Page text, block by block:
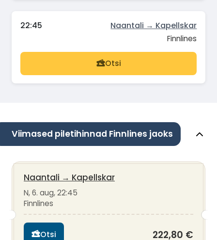
22:45 Naantali → Kapellskar
Finnlines
Otsi
Viimased piletihinnad Finnlines jaoks
Naantali → Kapellskar
N, 6. aug, 22:45
Finnlines
Otsi 222,80 €